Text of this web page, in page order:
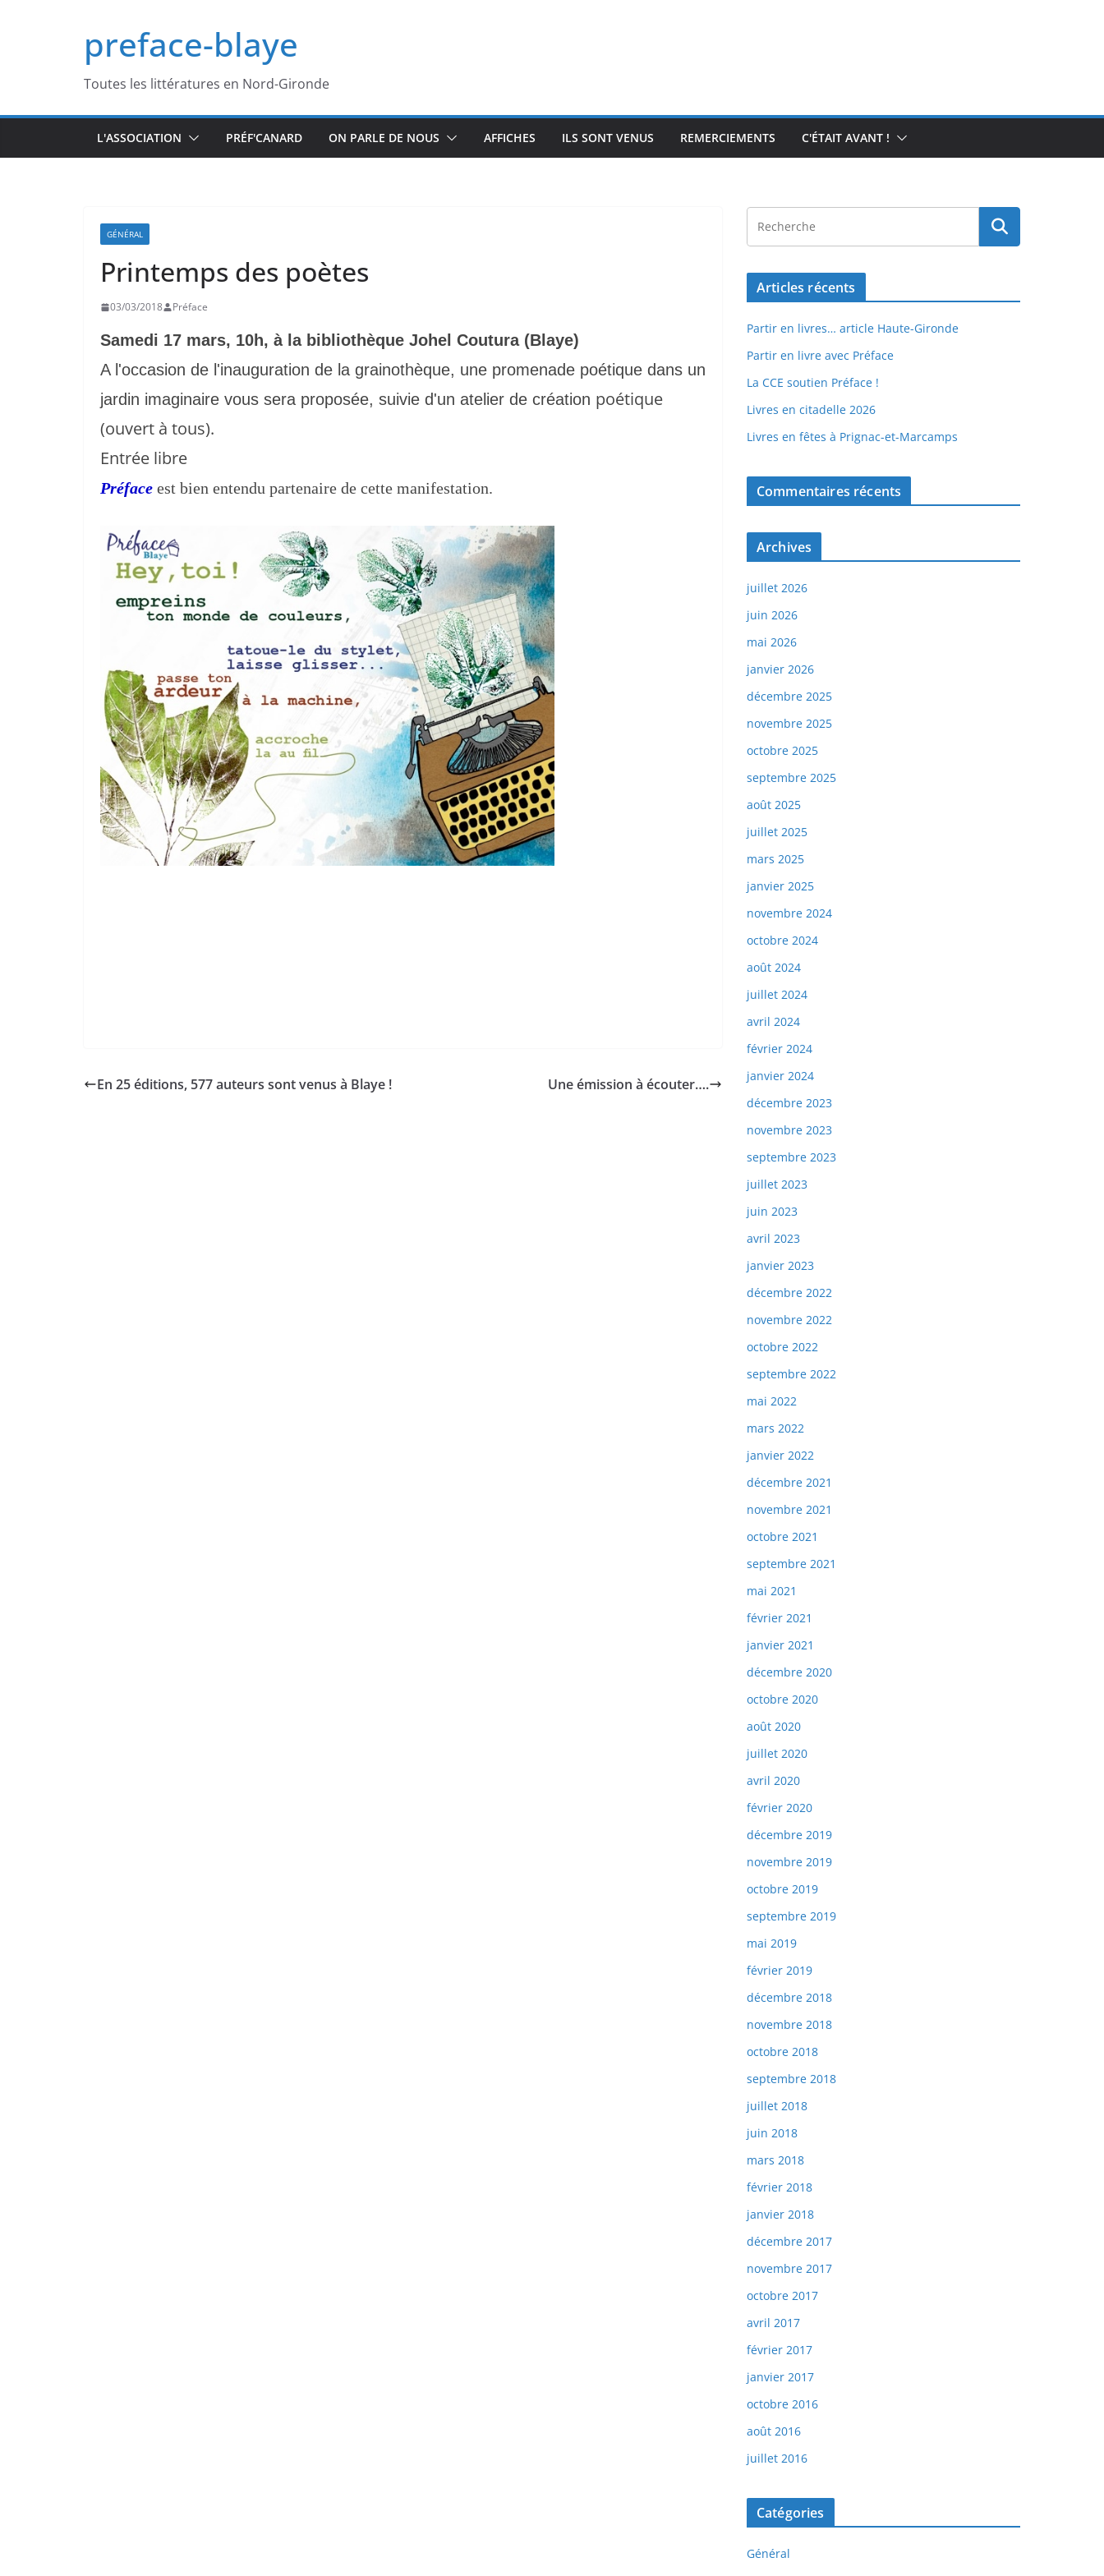
preface-blaye
Toutes les littératures en Nord-Gironde
L'ASSOCIATION PRÉF'CANARD ON PARLE DE NOUS AFFICHES ILS SONT VENUS REMERCIEMENTS C'ÉTAIT AVANT !
GÉNÉRAL
Printemps des poètes
03/03/2018 Préface
Samedi 17 mars, 10h, à la bibliothèque Johel Coutura (Blaye)
A l'occasion de l'inauguration de la grainothèque, une promenade poétique dans un
jardin imaginaire vous sera proposée, suivie d'un atelier de création poétique
(ouvert à tous).
Entrée libre
Préface est bien entendu partenaire de cette manifestation.
En 25 éditions, 577 auteurs sont venus à Blaye ! Une émission à écouter….
Articles récents
Partir en livres… article Haute-Gironde
Partir en livre avec Préface
La CCE soutien Préface !
Livres en citadelle 2026
Livres en fêtes à Prignac-et-Marcamps
Commentaires récents
Archives
juillet 2026
juin 2026
mai 2026
janvier 2026
décembre 2025
novembre 2025
octobre 2025
septembre 2025
août 2025
juillet 2025
mars 2025
janvier 2025
novembre 2024
octobre 2024
août 2024
juillet 2024
avril 2024
février 2024
janvier 2024
décembre 2023
novembre 2023
septembre 2023
juillet 2023
juin 2023
avril 2023
janvier 2023
décembre 2022
novembre 2022
octobre 2022
septembre 2022
mai 2022
mars 2022
janvier 2022
décembre 2021
novembre 2021
octobre 2021
septembre 2021
mai 2021
février 2021
janvier 2021
décembre 2020
octobre 2020
août 2020
juillet 2020
avril 2020
février 2020
décembre 2019
novembre 2019
octobre 2019
septembre 2019
mai 2019
février 2019
décembre 2018
novembre 2018
octobre 2018
septembre 2018
juillet 2018
juin 2018
mars 2018
février 2018
janvier 2018
décembre 2017
novembre 2017
octobre 2017
avril 2017
février 2017
janvier 2017
octobre 2016
août 2016
juillet 2016
Catégories
Général